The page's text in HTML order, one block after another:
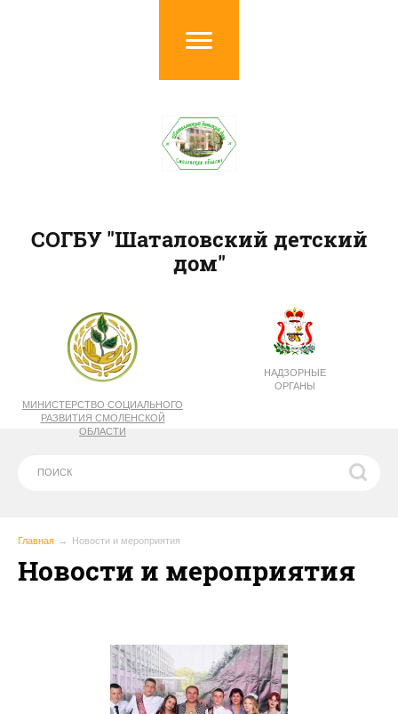
МИНИСТЕРСТВО СОЦИАЛЬНОГО
РАЗВИТИЯ СМОЛЕНСКОЙ
ОБЛАСТИ
НАДЗОРНЫЕ
ОРГАНЫ
СОГБУ "Шаталовский детский
дом"
Главная Новости и мероприятия
Новости и мероприятия